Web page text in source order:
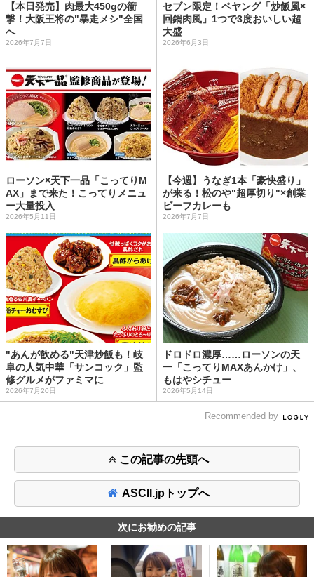
【本日発売】肉最大450gの衝
撃！大阪王将の"暴走メシ"全国
へ
2026年7月7日
セブン限定！ペヤング「炒飯風×
回鍋肉風」1つで3度おいしい超
大盛
2026年6月3日
ローソン×天下一品「こってりM
AX」まで来た！こってりメニュ
ー大量投入
2026年5月11日
【今週】うなぎ1本「豪快盛り」
が来る！松のや"超厚切り"×創業
ビーフカレーも
2026年7月7日
"あんが飲める"天津炒飯も！岐
阜の人気中華「サンコック」監
修グルメがファミマに
2026年7月20日
ドロドロ濃厚……ローソンの天
一「こってりMAXあんかけ」、
もはやシチュー
2026年5月14日
Recommended by
この記事の先頭へ
ASCII.jpトップへ
次にお勧めの記事